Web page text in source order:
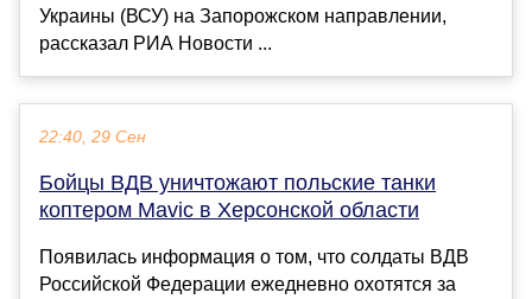
Украины (ВСУ) на Запорожском направлении,
рассказал РИА Новости ...
22:40, 29 Сен
Бойцы ВДВ уничтожают польские танки
коптером Mavic в Херсонской области
Появилась информация о том, что солдаты ВДВ
Российской Федерации ежедневно охотятся за